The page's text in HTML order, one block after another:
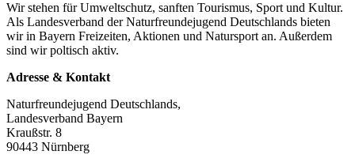
Wir stehen für Umweltschutz, sanften Tourismus, Sport und Kultur.
Als Landesverband der Naturfreundejugend Deutschlands bieten
wir in Bayern Freizeiten, Aktionen und Natursport an. Außerdem
sind wir poltisch aktiv.
Adresse & Kontakt
Naturfreundejugend Deutschlands,
Landesverband Bayern
Kraußstr. 8
90443 Nürnberg